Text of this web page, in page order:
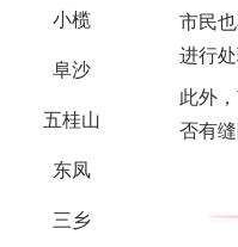
小榄
阜沙
五桂山
东凤
三乡
市民
进行处
此外
否有